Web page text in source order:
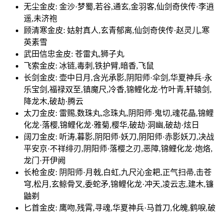
无尘金皮: 金沙·梦蜀,若谷,通玄,金羽客,仙剑奇侠传·李逍
遥,未济袍
顾清寒金皮: 姑射真人,玄青郁离,仙剑奇侠传·赵灵儿,寒
英素雪
武田信忠金皮: 苍雷丸,狮子丸
飞索金皮: 冰链,毒刺,铁护臂,暗香,飞鼠
长剑金皮: 壶中日月,含光承影,阴阳师·伞剑,华夏神兵·永
乐宝剑,福禄双至,镇魔尺,冷香,锦鲤化龙·竹叶青,轩辕剑,
降龙木,破劫·腾云
太刀金皮: 雷赐,数珠丸,念珠丸,阴阳师·鬼切,魂花晶,锦鲤
化龙·落樱,锦鲤化龙·雅菊,樱华,破劫·洞幽,破劫·炫日
阔刀金皮: 听涛,暮影,阴阳师·妖刀,阴阳师·赤影妖刀,决战
平安京·不祥绯刃,阴阳师·落樱之刃,恶障,锦鲤化龙·炮烙,
龙门·开伊阙
长枪金皮: 阴阳师·月戟,白虹,九尺沁金耙,正气扫帚,击苍
穹,松月,玄鲸骨叉,委蛇矛,锦鲤化龙·冲天,凌云志,建木,镰
鼬剃
匕首金皮: 鹰吻,残霄,寻魂,华夏神兵·马首刀,化魄,鹤唳,破